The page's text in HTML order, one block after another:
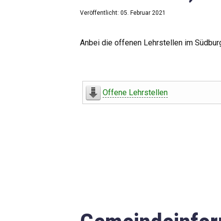
Veröffentlicht: 05. Februar 2021
Anbei die offenen Lehrstellen im
Offene Lehrstellen